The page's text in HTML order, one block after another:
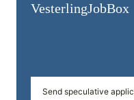
Vesterling­JobBox
Send speculative